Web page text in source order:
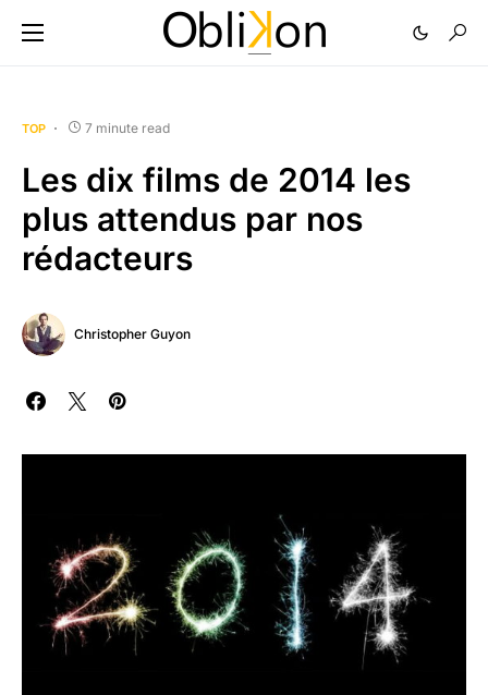
TOP 7 minute read
Les dix films de 2014 les
plus attendus par nos
rédacteurs
Christopher Guyon